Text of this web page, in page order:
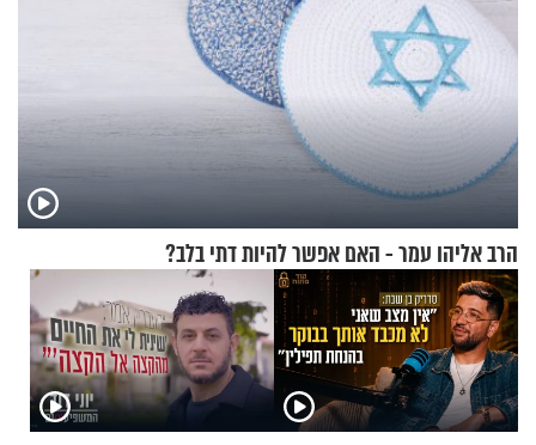
הרב אליהו עמר - האם אפשר להיות דתי בלב?